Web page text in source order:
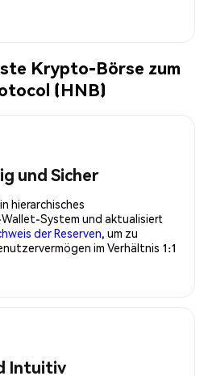
Krypto-Börse zum
(HNB)
und Sicher
hierarchisches
System und aktualisiert
der Reserven, um zu
im Verhältnis 1:1
Intuitiv